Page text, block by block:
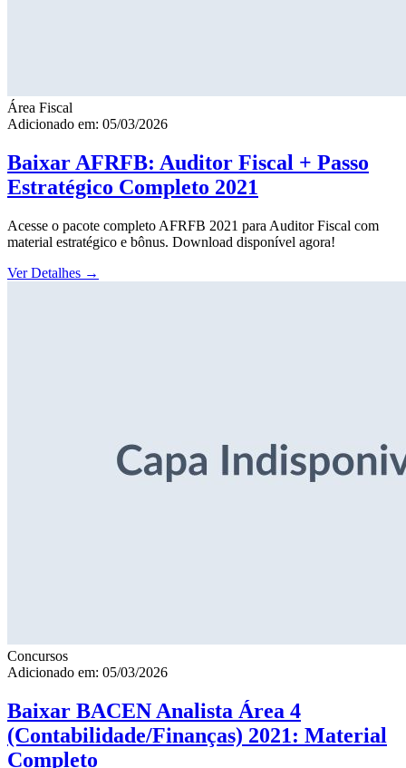
Área Fiscal
Adicionado em: 05/03/2026
Baixar AFRFB: Auditor Fiscal + Passo
Estratégico Completo 2021
Acesse o pacote completo AFRFB 2021 para Auditor Fiscal com
material estratégico e bônus. Download disponível agora!
Ver Detalhes →
Concursos
Adicionado em: 05/03/2026
Baixar BACEN Analista Área 4
(Contabilidade/Finanças) 2021: Material
Completo